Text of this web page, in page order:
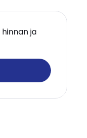
ja